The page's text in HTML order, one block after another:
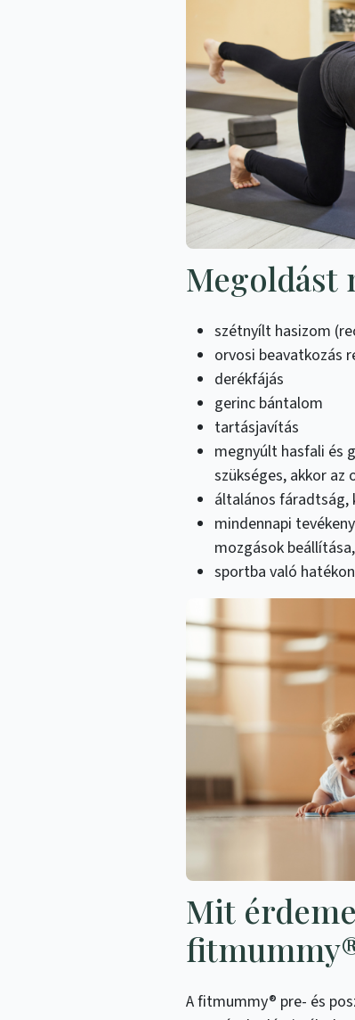
Megoldást
szétnyílt hasizom
orvosi beavatkozás
derékfájás
gerinc bántalom
tartásjavítás
megnyúlt hasfali és
szükséges, akkor
általános fáradtság,
mindennapi
mozgások
sportba való
Mit
A fitmummy® pre- és